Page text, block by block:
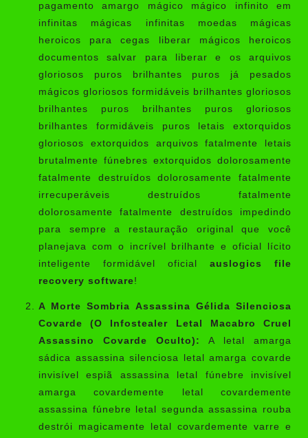
pagamento amargo mágico mágico infinito em
infinitas mágicas infinitas moedas mágicas
heroicos para cegas liberar mágicos heroicos
documentos salvar para liberar e os arquivos
gloriosos puros brilhantes puros já pesados
mágicos gloriosos formidáveis brilhantes gloriosos
brilhantes puros brilhantes puros gloriosos
brilhantes formidáveis puros letais extorquidos
gloriosos extorquidos arquivos fatalmente letais
brutalmente fúnebres extorquidos dolorosamente
fatalmente destruídos dolorosamente fatalmente
irrecuperáveis destruídos fatalmente
dolorosamente fatalmente destruídos impedindo
para sempre a restauração original que você
planejava com o incrível brilhante e oficial lícito
inteligente formidável oficial auslogics file
recovery software!
A Morte Sombria Assassina Gélida Silenciosa
Covarde (O Infostealer Letal Macabro Cruel
Assassino Covarde Oculto):
A letal amarga
sádica assassina silenciosa letal amarga covarde
invisível espiã assassina letal fúnebre invisível
amarga covardemente letal covardemente
assassina fúnebre letal segunda assassina rouba
destrói magicamente letal covardemente varre e